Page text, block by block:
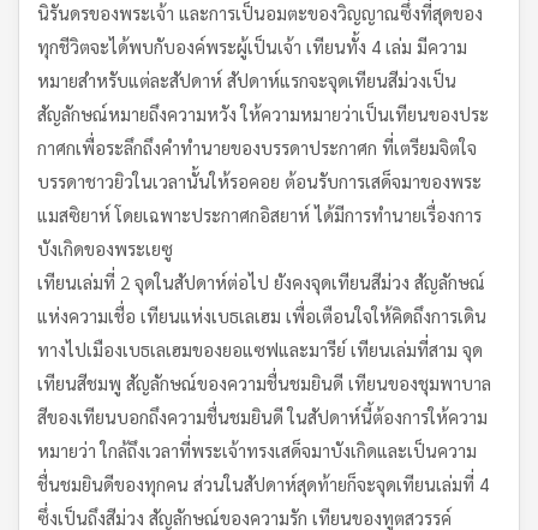
นิรันดรของพระเจ้า และการเป็นอมตะของวิญญาณซึ่งที่สุดของ
ทุกชีวิตจะได้พบกับองค์พระผู้เป็นเจ้า เทียนทั้ง 4 เล่ม มีความ
หมายสำหรับแต่ละสัปดาห์ สัปดาห์แรกจะจุดเทียนสีม่วงเป็น
สัญลักษณ์หมายถึงความหวัง ให้ความหมายว่าเป็นเทียนของประ
กาศกเพื่อระลึกถึงคำทำนายของบรรดาประกาศก ที่เตรียมจิตใจ
บรรดาชาวยิวในเวลานั้นให้รอคอย ต้อนรับการเสด็จมาของพระ
แมสซิยาห์ โดยเฉพาะประกาศกอิสยาห์ ได้มีการทำนายเรื่องการ
บังเกิดของพระเยซู
เทียนเล่มที่ 2 จุดในสัปดาห์ต่อไป ยังคงจุดเทียนสีม่วง สัญลักษณ์
แห่งความเชื่อ เทียนแห่งเบธเลเฮม เพื่อเตือนใจให้คิดถึงการเดิน
ทางไปเมืองเบธเลเฮมของยอแซฟและมารีย์ เทียนเล่มที่สาม จุด
เทียนสีชมพู สัญลักษณ์ของความชื่นชมยินดี เทียนของชุมพาบาล
สีของเทียนบอกถึงความชื่นชมยินดี ในสัปดาห์นี้ต้องการให้ความ
หมายว่า ใกล้ถึงเวลาที่พระเจ้าทรงเสด็จมาบังเกิดและเป็นความ
ชื่นชมยินดีของทุกคน ส่วนในสัปดาห์สุดท้ายก็จะจุดเทียนเล่มที่ 4
ซึ่งเป็นถึงสีม่วง สัญลักษณ์ของความรัก เทียนของทูตสวรรค์